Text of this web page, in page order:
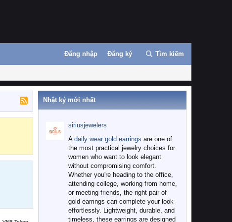
Đăng nhập Đăng ký Tìm kiếm
Nhật ký mới nhất
siriusjewelers
A daily wear gold earrings are one of
the most practical jewelry choices for
women who want to look elegant
without compromising comfort.
Whether you're heading to the office,
attending college, working from home,
or meeting friends, the right pair of
gold earrings can complete your look
effortlessly. Lightweight, durable, and
timeless, these earrings are designed